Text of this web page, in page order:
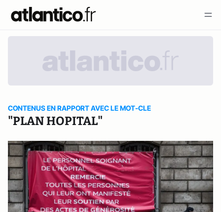
CONTENUS EN RAPPORT AVEC LE MOT-CLE
"PLAN HOPITAL"